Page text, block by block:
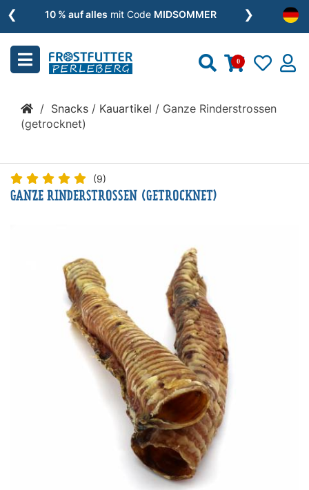
10 % auf alles mit Code MIDSOMMER
❮ ❯
0
Menu
schließen
Kategorien
BARF
Nassfutter
/ Snacks / Kauartikel / Ganze Rinderstrossen
(getrocknet)
(9)
GANZE RINDERSTROSSEN (GETROCKNET)